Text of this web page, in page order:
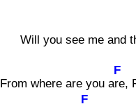
Will you see me and
From where are you a
F
re,
F